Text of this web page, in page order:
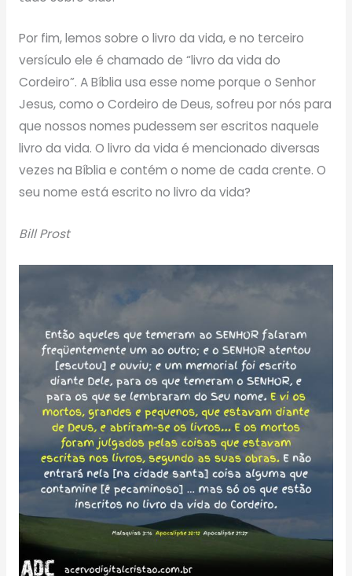
Por fim, lemos sobre o livro da vida, e no terceiro
versículo ele é chamado de “livro da vida do
Cordeiro”. A Bíblia usa esse nome porque o Senhor
Jesus, como o Cordeiro de Deus, sofreu por nós para
que nossos nomes pudessem ser escritos naquele
livro da vida. O livro da vida é mencionado diversas
vezes na Bíblia e contém o nome de cada crente. O
seu nome está escrito no livro da vida?
Bill Prost